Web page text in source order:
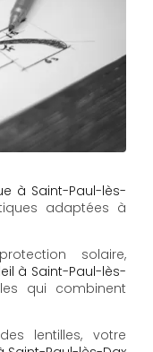
à Saint-Paul-lès-
adaptées à
solaire,
à Saint-Paul-lès-
qui combinent
lentilles, votre